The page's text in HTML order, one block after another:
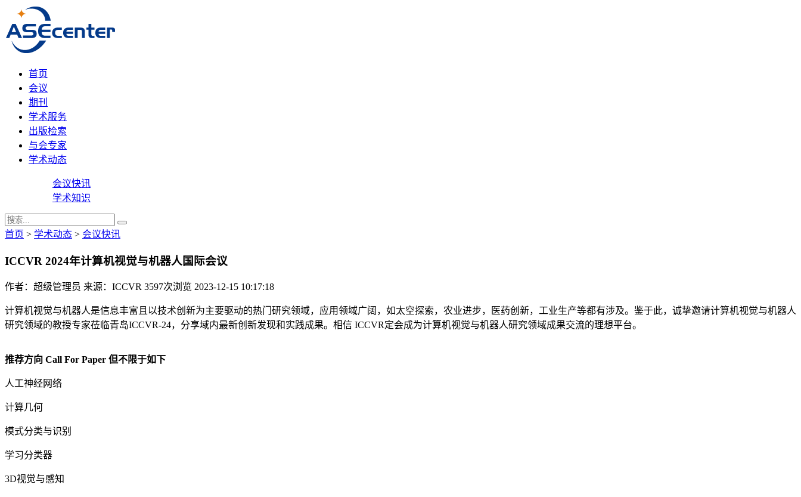
首页
会议
期刊
学术服务
出版检索
与会专家
学术动态
会议快讯
学术知识
首页 > 学术动态 > 会议快讯
ICCVR 2024年计算机视觉与机器人国际会议
作者：超级管理员 来源：ICCVR 3597次浏览 2023-12-15 10:17:18
计算机视觉与机器人是信息丰富且以技术创新为主要驱动的热门研究领域，应用领域广阔，如太空探索，农业进步，医药创新，工业生产等都有涉及。鉴于此，诚挚邀请计算机视觉与机器人
研究领域的教授专家莅临青岛ICCVR-24，分享域内最新创新发现和实践成果。相信 ICCVR定会成为计算机视觉与机器人研究领域成果交流的理想平台。
推荐方向 Call For Paper 但不限于如下
人工神经网络
计算几何
模式分类与识别
学习分类器
3D视觉与感知